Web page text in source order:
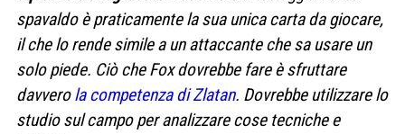
spavaldo è praticamente la sua unica carta da giocare,
il che lo rende simile a un attaccante che sa usare un
solo piede. Ciò che Fox dovrebbe fare è sfruttare
davverola competenza di Zlatan. Dovrebbe utilizzare lo
studio sul campo per analizzare cose tecniche e